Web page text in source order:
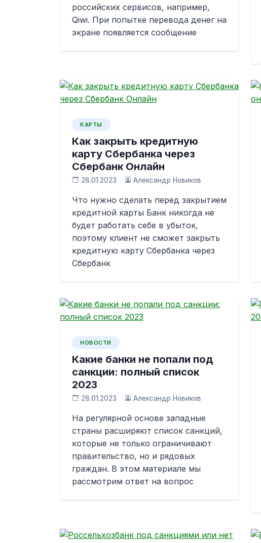
российских сервисов, например,
Qiwi. При попытке перевода денег на
экране появляется сообщение
КАРТЫ
Как закрыть кредитную
карту Сбербанка через
Сбербанк Онлайн
28.01.2023 Александр Новиков
Что нужно сделать перед закрытием
кредитной карты Банк никогда не
будет работать себе в убыток,
поэтому клиент не сможет закрыть
кредитную карту Сбербанка через
Сбербанк
НОВОСТИ
Какие банки не попали под
санкции: полный список
2023
28.01.2023 Александр Новиков
На регулярной основе западные
страны расширяют список санкций,
которые не только ограничивают
правительство, но и рядовых
граждан. В этом материале мы
рассмотрим ответ на вопрос